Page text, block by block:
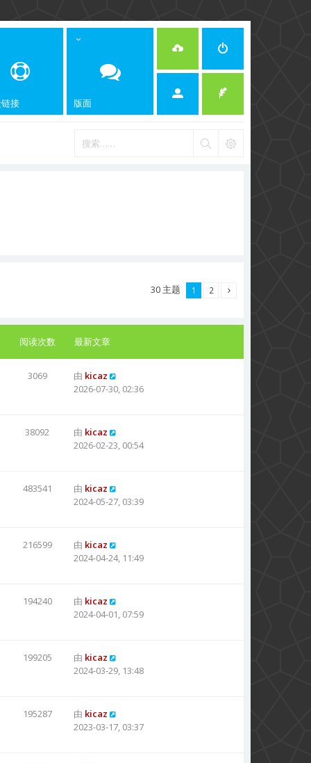
接 版面
30 主题 1 2
阅读次数 最新文章
3069 由 kicaz
2026-07-30, 02:36
38092 由 kicaz
2026-02-23, 00:54
483541 由 kicaz
2024-05-27, 03:39
216599 由 kicaz
2024-04-24, 11:49
194240 由 kicaz
2024-04-01, 07:59
199205 由 kicaz
2024-03-29, 13:48
195287 由 kicaz
2023-03-17, 03:37